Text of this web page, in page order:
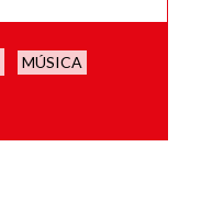
MÚSICA